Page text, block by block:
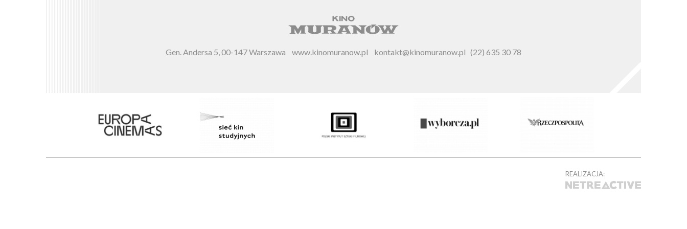
Gen. Andersa 5, 00-147 Warszawa www.kinomuranow.pl kontakt@kinomuranow.pl (22) 635 30 78
REALIZACJA: